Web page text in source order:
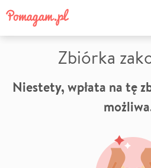
Zbiórka
Niestety, wpłata na tę